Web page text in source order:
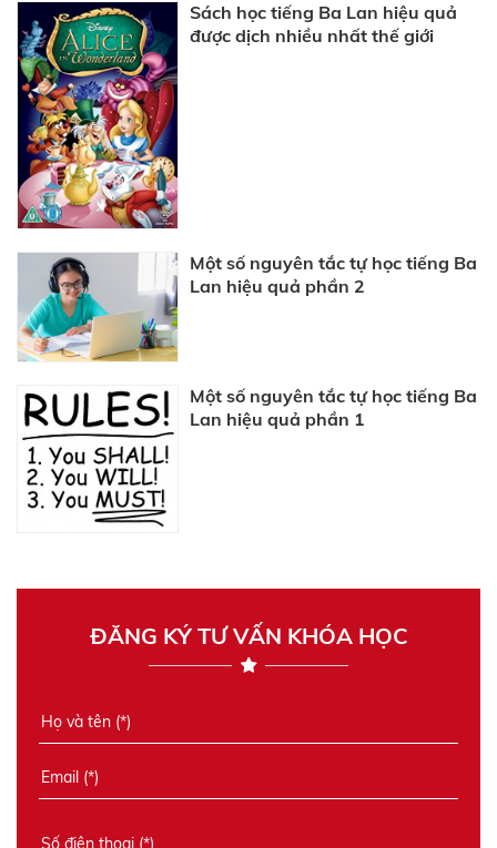
Sách học tiếng Ba Lan hiệu quả
được dịch nhiều nhất thế giới
Một số nguyên tắc tự học tiếng Ba
Lan hiệu quả phần 2
Một số nguyên tắc tự học tiếng Ba
Lan hiệu quả phần 1
ĐĂNG KÝ TƯ VẤN KHÓA HỌC